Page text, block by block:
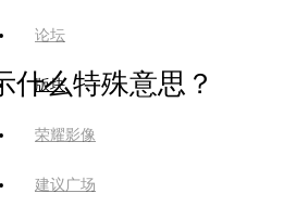
论坛
版块
荣耀影像
建议广场
什么特殊意思？